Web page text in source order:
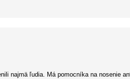
vžiť a pochopiť ju. Okrem toho sa
by som si dobudúcna rada prečítala
najmä ľudia. Má pomocníka na nosenie